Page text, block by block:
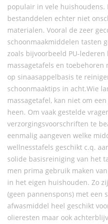
populair in vele
bestanddelen echter niet
materialen. Vooral de zeer
schoonmaakmiddelen tasten
zoals bijvoorbeeld PU-
massagetafels en
op sinaasappelbasis te
schoonmaaktips in acht.Wie
massagetafel, kan niet om
heen. Om vaak gestelde
verzorgingsvoorschriften te
eenmalig aangeven welke
wellnesstafels geschikt c.q.
solide basisreiniging van het
men prima gebruik maken
in het eigen huishouden. Zo
(geen pannenspons) met een
afwasmiddel heel geschikt
olieresten maar ook